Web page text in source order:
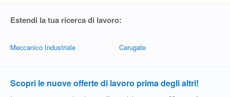
Estendi la tua ricerca di lavoro:
Meccanico Industriale Carugate
Scopri le nuove offerte di lavoro prima degli altri!